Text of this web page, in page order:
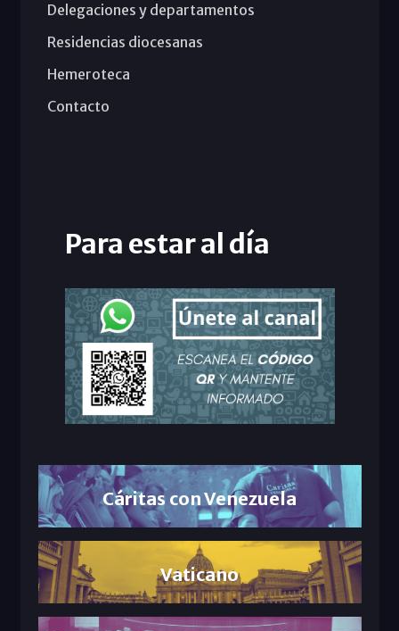
Delegaciones y departamentos
Residencias diocesanas
Hemeroteca
Contacto
Para estar al día
Cáritas con Venezuela
Vaticano